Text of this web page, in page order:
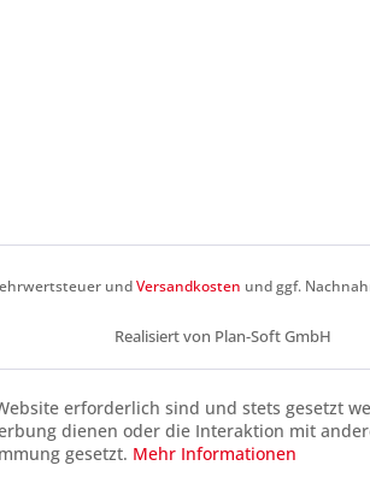
undVersandkosten und ggf.
Realisiert von Plan-Soft GmbH
erforderlich sind und stets gesetzt
dienen oder die Interaktion mit
gesetzt. Mehr Informationen